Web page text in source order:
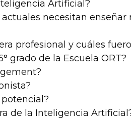
Artificial?
necesitan
profesional y cuáles
grado de la Escuela ORT?
de la Inteligencia